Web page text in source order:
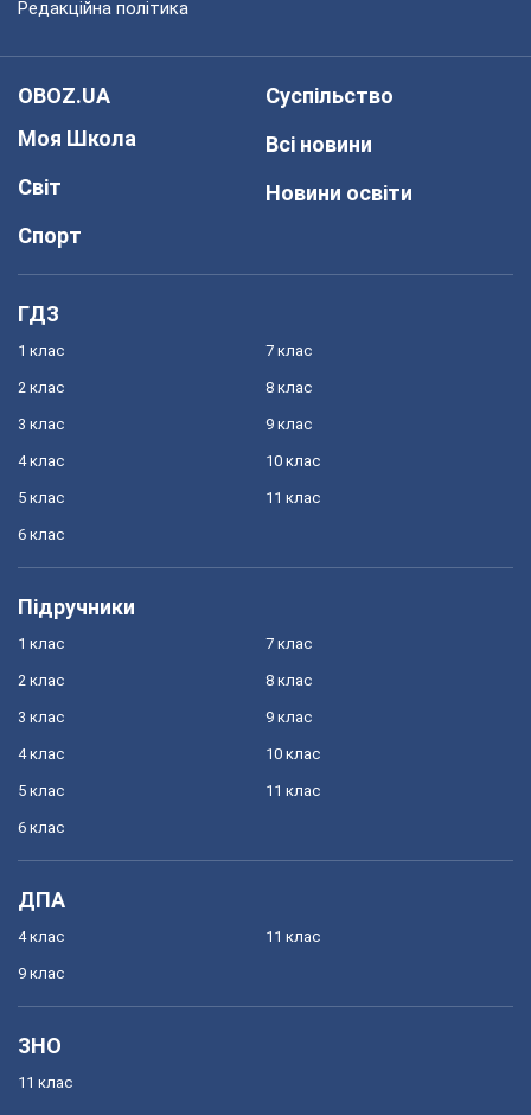
Редакційна політика
OBOZ.UA
Моя Школа
Світ
Спорт
Суспільство
Всі новини
Новини освіти
ГДЗ
1 клас
2 клас
3 клас
4 клас
5 клас
6 клас
7 клас
8 клас
9 клас
10 клас
11 клас
Підручники
1 клас
2 клас
3 клас
4 клас
5 клас
6 клас
7 клас
8 клас
9 клас
10 клас
11 клас
ДПА
4 клас
9 клас
11 клас
ЗНО
11 клас